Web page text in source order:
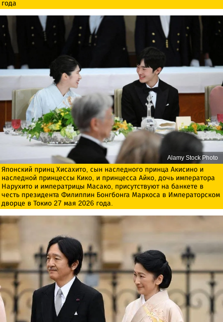
года
Alamy Stock Photo
Японский принц Хисахито, сын наследного принца Акисино и
наследной принцессы Кико, и принцесса Айко, дочь императора
Нарухито и императрицы Масако, присутствуют на банкете в
честь президента Филиппин Бонгбонга Маркоса в Императорском
дворце в Токио 27 мая 2026 года.